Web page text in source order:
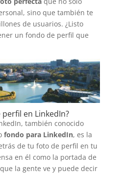
sino que también te
de usuarios. ¿Listo
un fondo de perfil que
en LinkedIn?
también conocido
fondo para LinkedIn, es la
de tu foto de perfil en tu
en él como la portada de
la gente ve y puede decir